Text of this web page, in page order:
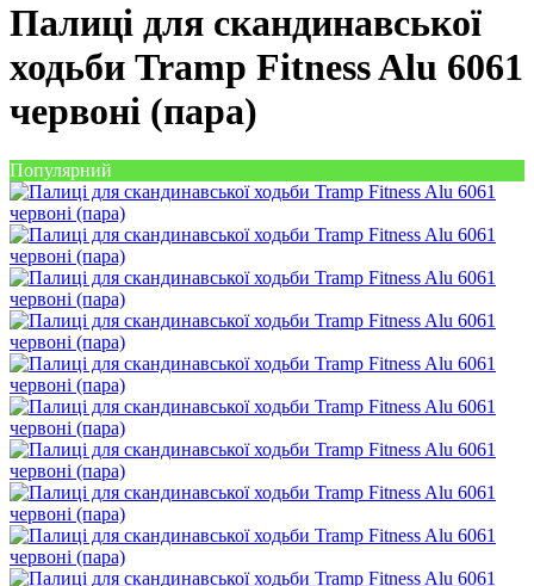
Палиці для скандинавської
ходьби Tramp Fitness Alu 6061
червоні (пара)
Популярний